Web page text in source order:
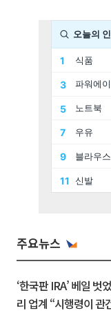
주요뉴스
‘한국판 IRA’ 베일
리 업계 “시행령이 관